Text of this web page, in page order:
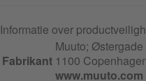
Informatie over
Fabrikant
Muuto; Østergade
1100
www.muuto.com